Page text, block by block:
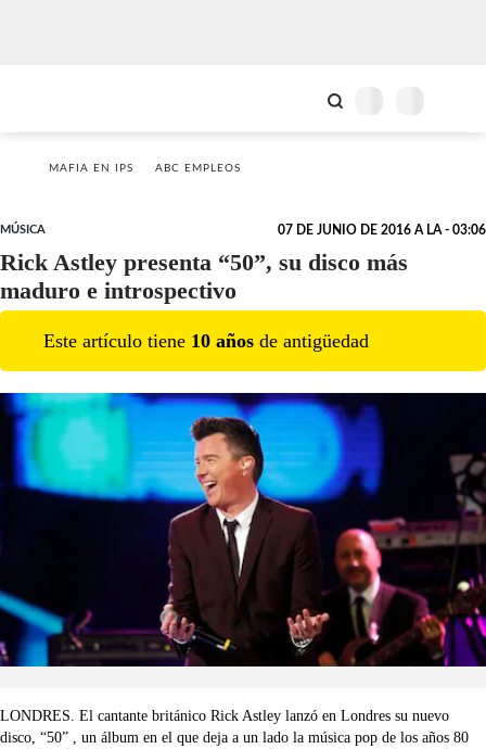
MAFIA EN IPS ABC EMPLEOS
MÚSICA 07 DE JUNIO DE 2016 A LA - 03:06
Rick Astley presenta “50”, su disco más
maduro e introspectivo
Este artículo tiene 10 años de antigüedad
LONDRES. El cantante británico Rick Astley lanzó en Londres su nuevo
disco, “50” , un álbum en el que deja a un lado la música pop de los años 80